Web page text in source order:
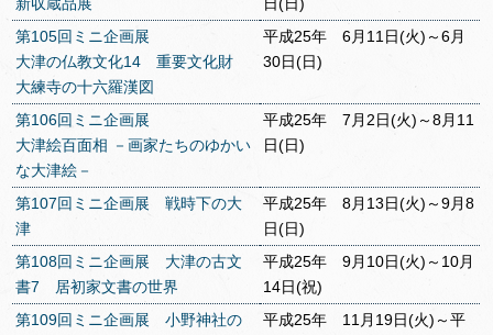
第105回ミニ企画展
大津の仏教文化14 重要文化財
大練寺の十六羅漢図
平成25年 6月11日(火)～6月
30日(日)
第106回ミニ企画展
大津絵百面相 －画家たちのゆかい
な大津絵－
平成25年 7月2日(火)～8月11
日(日)
第107回ミニ企画展 戦時下の大
津
平成25年 8月13日(火)～9月8
日(日)
第108回ミニ企画展 大津の古文
書7 居初家文書の世界
平成25年 9月10日(火)～10月
14日(祝)
第109回ミニ企画展 小野神社の
平成25年 11月19日(火)～平